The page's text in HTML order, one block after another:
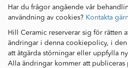
Har du frågor angående vår
användning av cookies? Kontakta
Hill Ceramic reserverar sig för rätten
ändringar i denna cookiepolicy, i den
att åtgärda störningar eller uppfylla
Alla ändringar kommer att publiceras